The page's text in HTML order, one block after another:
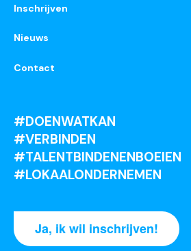
Inschrijven
Nieuws
Contact
#DOENWATKAN
#VERBINDEN
#TALENTBINDENENBOEIEN
#LOKAALONDERNEMEN
Ja, ik wil inschrijven!